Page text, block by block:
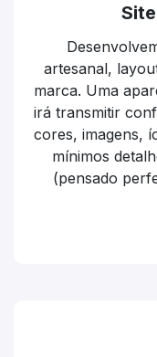
artesanal,
marca. Uma
irá transmitir
cores, imagens,
mínimos
(pensado